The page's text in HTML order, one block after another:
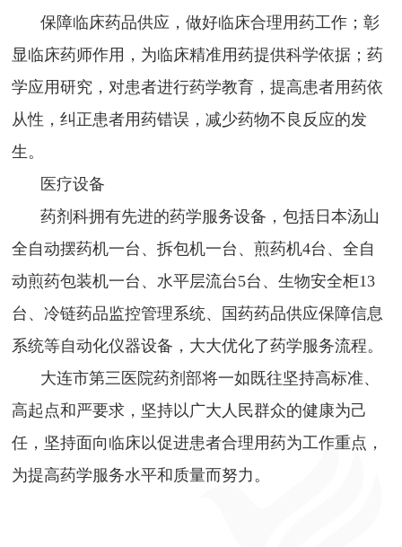
保障临床药品供应，做好临床合理用药工作；彰
显临床药师作用，为临床精准用药提供科学依据；药
学应用研究，对患者进行药学教育，提高患者用药依
从性，纠正患者用药错误，减少药物不良反应的发
生。
医疗设备
药剂科拥有先进的药学服务设备，包括日本汤山
全自动摆药机一台、拆包机一台、煎药机4台、全自
动煎药包装机一台、水平层流台5台、生物安全柜13
台、冷链药品监控管理系统、国药药品供应保障信息
系统等自动化仪器设备，大大优化了药学服务流程。
大连市第三医院药剂部将一如既往坚持高标准、
高起点和严要求，坚持以广大人民群众的健康为己
任，坚持面向临床以促进患者合理用药为工作重点，
为提高药学服务水平和质量而努力。